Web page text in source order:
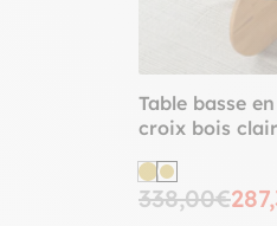
Table basse
croix bois
338,00€